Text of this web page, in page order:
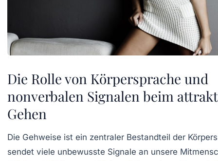
Die Rolle von Körpersprache und
nonverbalen Signalen beim
Gehen
Die Gehweise ist ein zentraler Bestandteil der
sendet viele unbewusste Signale an unsere